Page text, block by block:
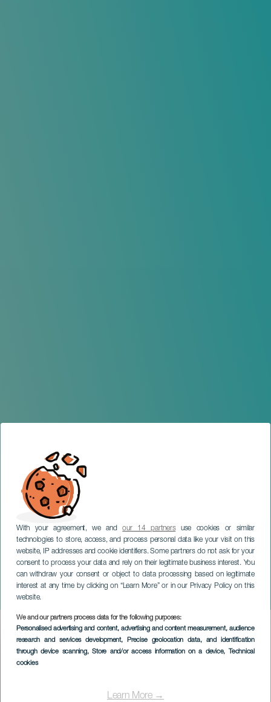
With your agreement, we andour 14 partnersuse cookies or similar
technologies to store, access, and process personal data like your visit on this
website, IP addresses and cookie identifiers. Some partners do not ask for your
consent to process your data and rely on their legitimate business interest. You
can withdraw your consent or object to data processing based on legitimate
interest at any time by clicking on “Learn More” or in our Privacy Policy on this
website.
We and our partners process data for the following purposes:
Personalised advertising and content, advertising and content measurement, audience
research and services development, Precise geolocation data, and identification
through device scanning, Store and/or access information on a device, Technical
cookies
Learn More →
Monica Benito: Educatief
concert
GRAN CANARIA
Imagen
Listado